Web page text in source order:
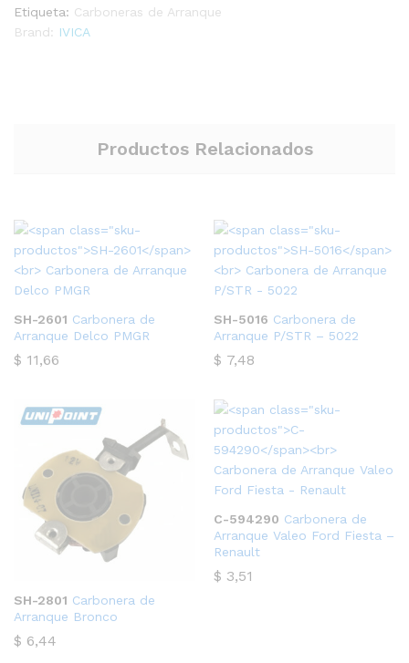
Etiqueta: Carboneras de Arranque
Brand: IVICA
Productos Relacionados
SH-2601 Carbonera de
Arranque Delco PMGR
$ 11,66
SH-5016 Carbonera de
Arranque P/STR – 5022
$ 7,48
SH-2801 Carbonera de
Arranque Bronco
$ 6,44
C-594290 Carbonera de
Arranque Valeo Ford Fiesta –
Renault
$ 3,51